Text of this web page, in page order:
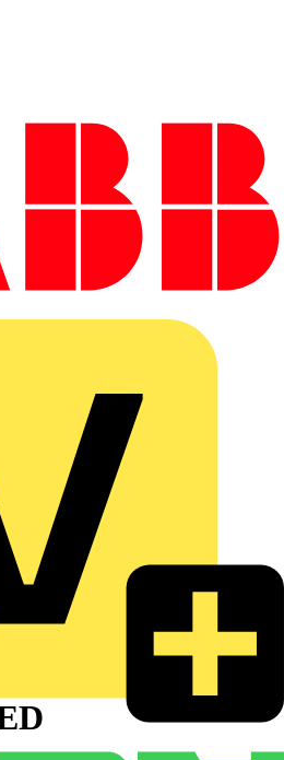
Harmony XB5,
grün, für